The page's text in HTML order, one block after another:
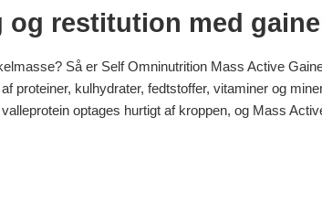
og restitution med
Så er Self Omninutrition Mass Active
proteiner, kulhydrater, fedtstoffer, vitaminer og
optages hurtigt af kroppen, og Mass